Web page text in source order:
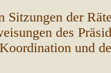
Sitzungen der
des
und